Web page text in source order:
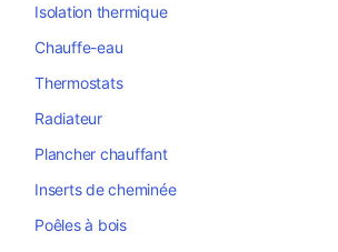
Isolation thermique
Chauffe-eau
Thermostats
Radiateur
Plancher chauffant
Inserts de cheminée
Poêles à bois